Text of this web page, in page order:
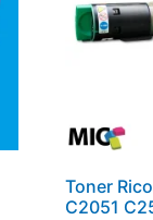
Toner
C2051